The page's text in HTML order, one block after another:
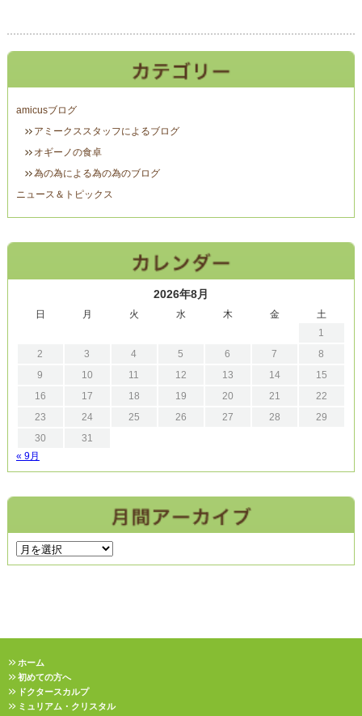
amicusブログ
アミークススタッフによるブログ
オギーノの食卓
為の為による為の為のブログ
ニュース＆トピックス
2026年8月
日 月 火 水 木 金
土
1
2
3 4 5 6 7
8
9
10 11 12 13 14
15
16
17 18 19 20 21
22
23
24 25 26 27 28
29
30
31
« 9月
ホーム
初めての方へ
ドクタースカルプ
ミュリアム・クリスタル